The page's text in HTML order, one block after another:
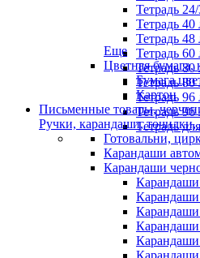
Тетрадь
Тетрадь 40
Тетрадь 48
Тетрадь 60
Тетрадь
Тетрадь
Тетрадь
Тетрадь
Тетрадь
Еще
Цветная бумага,
Бумага
Картон
Письменные товары,
Ручки, карандаши,
Готовальни,
Карандаши
Карандаши